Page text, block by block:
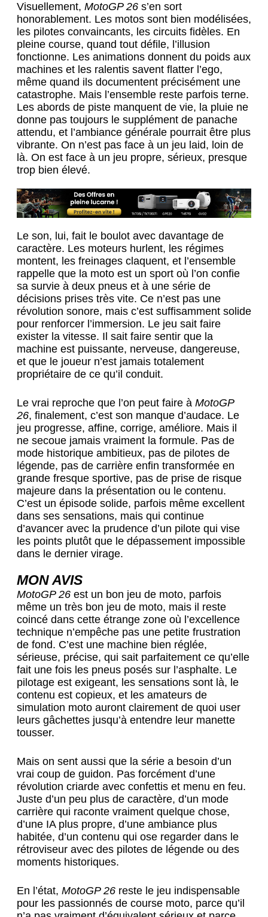
Visuellement, MotoGP 26s’en sort
honorablement. Les motos sont bien modélisées,
les pilotes convaincants, les circuits fidèles. En
pleine course, quand tout défile, l’illusion
fonctionne. Les animations donnent du poids aux
machines et les ralentis savent flatter l’ego,
même quand ils documentent précisément une
catastrophe. Mais l’ensemble reste parfois terne.
Les abords de piste manquent de vie, la pluie ne
donne pas toujours le supplément de panache
attendu, et l’ambiance générale pourrait être plus
vibrante. On n’est pas face à un jeu laid, loin de
là. On est face à un jeu propre, sérieux, presque
trop bien élevé.
Le son, lui, fait le boulot avec davantage de
caractère. Les moteurs hurlent, les régimes
montent, les freinages claquent, et l’ensemble
rappelle que la moto est un sport où l’on confie
sa survie à deux pneus et à une série de
décisions prises très vite. Ce n’est pas une
révolution sonore, mais c’est suffisamment solide
pour renforcer l’immersion. Le jeu sait faire
exister la vitesse. Il sait faire sentir que la
machine est puissante, nerveuse, dangereuse,
et que le joueur n’est jamais totalement
propriétaire de ce qu’il conduit.
Le vrai reproche que l’on peut faire à MotoGP
26, finalement, c’est son manque d’audace. Le
jeu progresse, affine, corrige, améliore. Mais il
ne secoue jamais vraiment la formule. Pas de
mode historique ambitieux, pas de pilotes de
légende, pas de carrière enfin transformée en
grande fresque sportive, pas de prise de risque
majeure dans la présentation ou le contenu.
C’est un épisode solide, parfois même excellent
dans ses sensations, mais qui continue
d’avancer avec la prudence d’un pilote qui vise
les points plutôt que le dépassement impossible
dans le dernier virage.
MON AVIS
MotoGP 26est un bon jeu de moto, parfois
même un très bon jeu de moto, mais il reste
coincé dans cette étrange zone où l’excellence
technique n’empêche pas une petite frustration
de fond. C’est une machine bien réglée,
sérieuse, précise, qui sait parfaitement ce qu’elle
fait une fois les pneus posés sur l’asphalte. Le
pilotage est exigeant, les sensations sont là, le
contenu est copieux, et les amateurs de
simulation moto auront clairement de quoi user
leurs gâchettes jusqu’à entendre leur manette
tousser.
Mais on sent aussi que la série a besoin d’un
vrai coup de guidon. Pas forcément d’une
révolution criarde avec confettis et menu en feu.
Juste d’un peu plus de caractère, d’un mode
carrière qui raconte vraiment quelque chose,
d’une IA plus propre, d’une ambiance plus
habitée, d’un contenu qui ose regarder dans le
rétroviseur avec des pilotes de légende ou des
moments historiques.
En l’état, MotoGP 26reste le jeu indispensable
pour les passionnés de course moto, parce qu’il